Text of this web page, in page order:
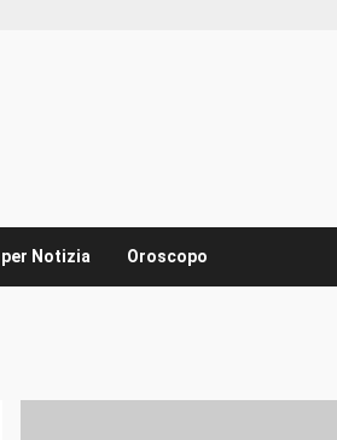
Notizia Oroscopo